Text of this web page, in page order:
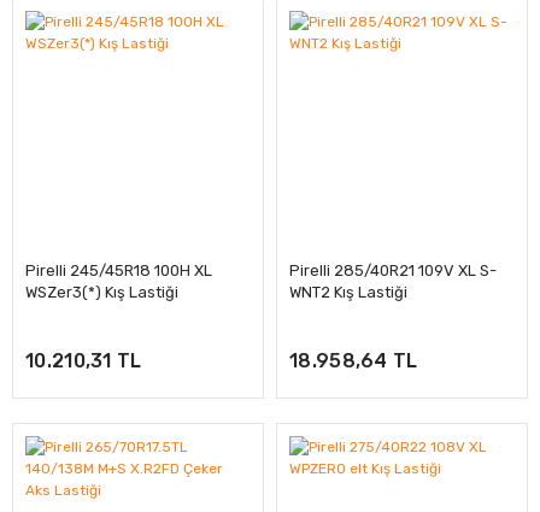
Pirelli 245/45R18 100H XL
WSZer3(*) Kış Lastiği
10.210,31 TL
Pirelli 285/40R21 109V XL S-
WNT2 Kış Lastiği
18.958,64 TL